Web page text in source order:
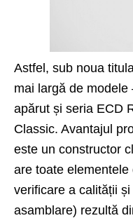
Astfel, sub noua
mai largă de
apărut și seria ECD
Classic. Avantajul
este un constructor
are toate
verificare a calității
asamblare) rezultă